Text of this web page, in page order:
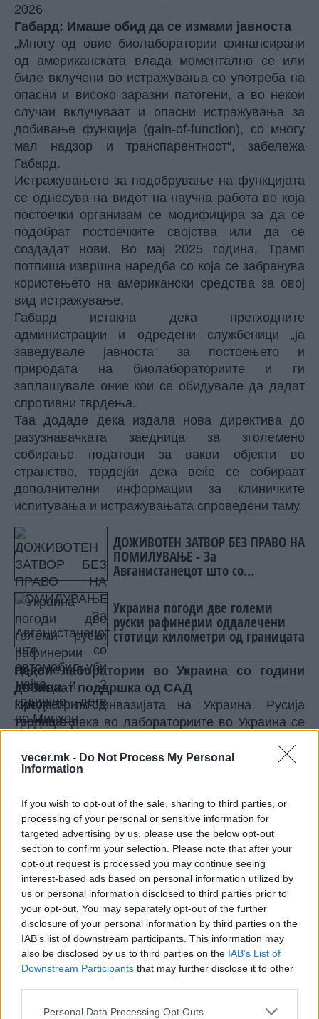
vecer.mk - Do Not Process My Personal
Information
If you wish to opt-out of the sale, sharing to third parties, or
processing of your personal or sensitive information for
targeted advertising by us, please use the below opt-out
section to confirm your selection. Please note that after your
opt-out request is processed you may continue seeing
interest-based ads based on personal information utilized by
us or personal information disclosed to third parties prior to
your opt-out. You may separately opt-out of the further
disclosure of your personal information by third parties on the
IAB’s list of downstream participants. This information may
also be disclosed by us to third parties on the IAB’s List of
Downstream Participants that may further disclose it to other
Personal Data Processing Opt Outs
2026
Габард: Имаше обид да се измами јавноста
„Многу од овие биолаборатории финансирани
од американската влада моментално се или
биле вклучени во истражувања со употреба на
опасни и високо заразни патогени, а во некои
случаи вклучуваат и опасни истражувања за
добивање функција (gain-of-function), со многу
мал надзор и транспарентност“, забележа
Габард.
Истражувањето за подобрување на функцијата
се однесува на видот на научна работа во која
постоечки организам се модифицира за да се
подобрат постоечките својства или да се
создадат нови. Во мај 2025 година, Трамп
потпиша извршна наредба со која се забранува
користењето на американски средства за овој
вид истражување.
Габард истакна дека претходните
администрации и одредени службеници „ја
заведувале јавноста“ за постоењето и
природата на биолабораториите и ги
заплашувале оние кои се обидувале да дадат
спротивни тврдења.
Таа додаде дека издала нова директива до
разузнавачката заедница за зголемено
собирање податоци за вакви објекти во
странство, тврдејќи дека веќе се собираат
дополнителни информации за клиничките
испитувања и истражувањата спроведени таму.
ДОЖИВОТЕН ЗАТВОР БЕЗ ПРАВО НА
ПОМИЛУВАЊЕ - За
Авганистанецот што со
годишно дете во Минхен
Украина погоди две големи
руски рафинерии оддалечени
стотици километри од границата
Некои лаборатории во Украина со години
добиваат поддршка од САД
Пред и по инвазијата на Украина, Русија
тврдеше дека во лабораториите во Украина се
Русија ги обвини САД и Украина дека работат
со патогени на опасни заразни болести во 30
микроорганизми кои можат да предизвикаат
болести.
Украина има десетици лаборатории за јавно
здравје кои се занимаваат со истражување и
контрола на опасни заразни болести. Некои од
овие лаборатории добиваат финансиска и
друга поддршка од САД, Европската унија и
Светската здравствена организација (СЗО),
како што е случајот во многу други земји,
напиша Би-Би-Си во 2022 година.
Во 1990-тите, по распадот на Советскиот Сојуз,
биолошките закани за да го намалат ризикот од